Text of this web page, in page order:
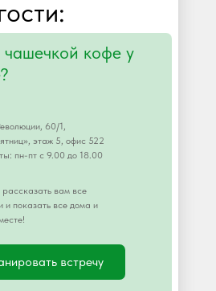
встречу
кофе у
вам все
и показать все дома и
60/1,
этаж 5, офис 522
пн-пт с 9.00 до 18.00